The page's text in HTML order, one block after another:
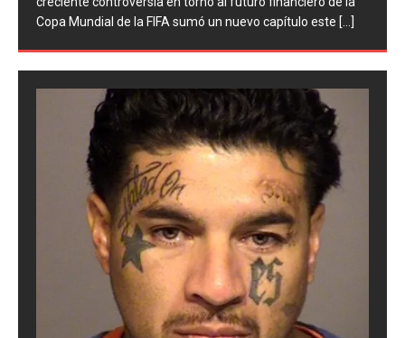
Asociación del Fútbol Argentino (AFA), cuatro integrantes
de la selección